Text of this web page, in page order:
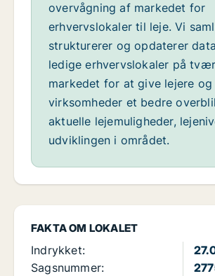
FAKTA OM LOKALET
Indrykket:
Sagsnummer:
overvågning af markedet for
erhvervslokaler til leje. Vi
strukturerer og opdaterer
ledige erhvervslokaler på
markedet for at give lejere og
virksomheder et bedre
aktuelle lejemuligheder,
udviklingen i området.